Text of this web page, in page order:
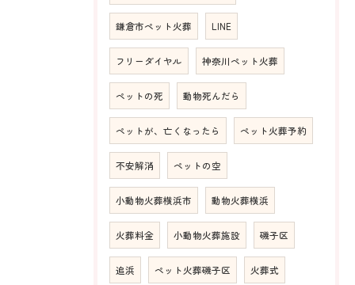
鎌倉市ペット火葬 LINE
フリーダイヤル 神奈川ペット火葬
ペットの死 動物死んだら
ペットが、亡くなったら ペット火葬予約
不安解消 ペットの空
小動物火葬横浜市 動物火葬横浜
火葬料金 小動物火葬施設 磯子区
追浜 ペット火葬磯子区 火葬式